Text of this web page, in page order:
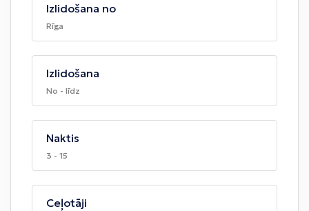
Izlidošana no
Rīga
Izlidošana
No - līdz
Naktis
3 - 15
Ceļotāji